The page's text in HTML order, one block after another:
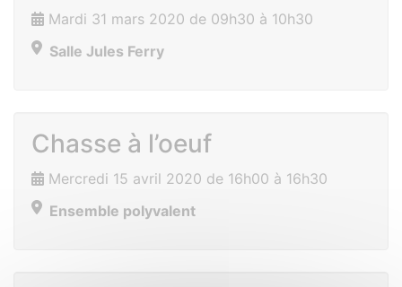
Mardi 31 mars 2020 de 09h30 à 10h30
Salle Jules Ferry
Chasse à l’oeuf
Mercredi 15 avril 2020 de 16h00 à 16h30
Ensemble polyvalent